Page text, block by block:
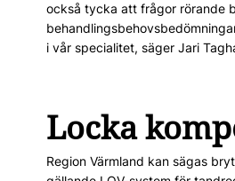
också tycka att frågor rörande
i vår specialitet, säger Jari
Locka
Region Värmland kan sägas